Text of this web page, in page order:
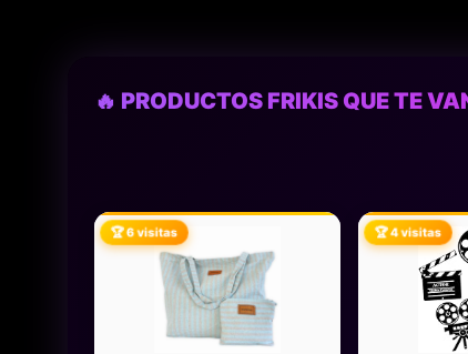
🔥 PRODUCTOS FRIKIS QUE TE
🏆 6 visitas 🏆 4 visitas